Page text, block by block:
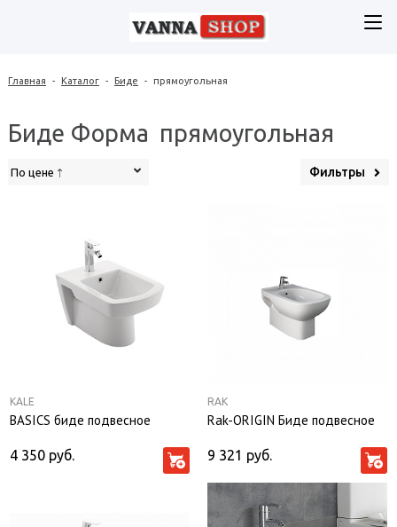
Главная - Каталог - Биде - прямоугольная
Биде Форма прямоугольная
По цене Фильтры
KALE
BASICS биде подвесное
4 350 руб.
RAK
Rak-ORIGIN Биде подвесное
9 321 руб.